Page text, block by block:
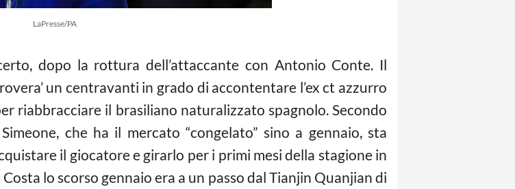
LaPresse/PA
dopo la rottura dell’attaccante con Antonio Conte. Il
un centravanti in grado di accontentare l’ex ct azzurro
riabbracciare il brasiliano naturalizzato spagnolo. Secondo
che ha il mercato “congelato” sino a gennaio, sta
il giocatore e girarlo per i primi mesi della stagione in
lo scorso gennaio era a un passo dal Tianjin Quanjian di